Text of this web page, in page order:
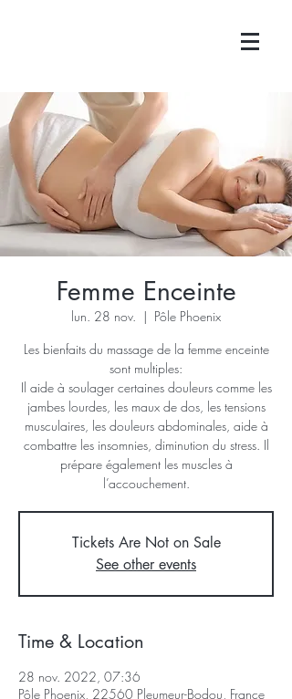
Femme Enceinte
lun. 28 nov.
  |
Pôle Phoenix
Les bienfaits du massage de la femme enceinte
sont multiples:
Il aide à soulager certaines douleurs comme les
jambes lourdes, les maux de dos, les tensions
musculaires, les douleurs abdominales, aide à
combattre les insomnies, diminution du stress. Il
prépare également les muscles à
Tickets Are Not on Sale
See other events
Time & Location
28 nov. 2022, 07:36
Pôle Phoenix, 22560 Pleumeur-Bodou, France